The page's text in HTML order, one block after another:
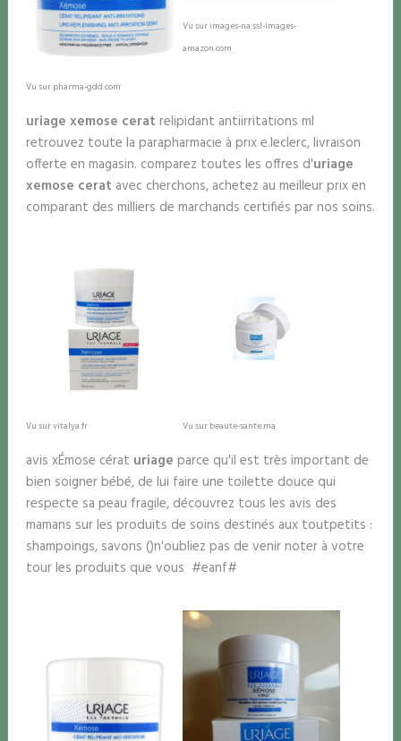
Vu sur pharma-gdd.com
Vu sur images-na.ssl-images-
amazon.com
uriage xemose cerat relipidant antiirritations ml
retrouvez toute la parapharmacie à prix e.leclerc, livraison
offerte en magasin. comparez toutes les offres d'uriage
xemose cerat avec cherchons, achetez au meilleur prix en
comparant des milliers de marchands certifiés par nos soins.
Vu sur vitalya.fr Vu sur beaute-sante.ma
avis xÉmose cérat uriage parce qu'il est très important de
bien soigner bébé, de lui faire une toilette douce qui
respecte sa peau fragile, découvrez tous les avis des
mamans sur les produits de soins destinés aux toutpetits :
shampoings, savons ()n'oubliez pas de venir noter à votre
tour les produits que vous #eanf#